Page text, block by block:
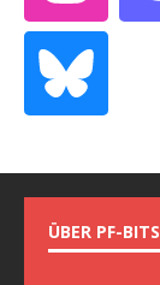
ÜBER PF-BITS